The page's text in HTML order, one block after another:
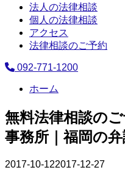
法人の法律相談
個人の法律相談
アクセス
法律相談のご予約
092-771-1200
ホーム
無料法律相談の
事務所｜福岡の
2017-10-122017-12-27